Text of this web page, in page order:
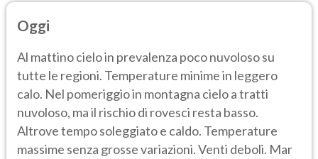
Oggi
Al mattino cielo in prevalenza poco nuvoloso su
tutte le regioni. Temperature minime in leggero
calo. Nel pomeriggio in montagna cielo a tratti
nuvoloso, ma il rischio di rovesci resta basso.
Altrove tempo soleggiato e caldo. Temperature
massime senza grosse variazioni. Venti deboli. Mar